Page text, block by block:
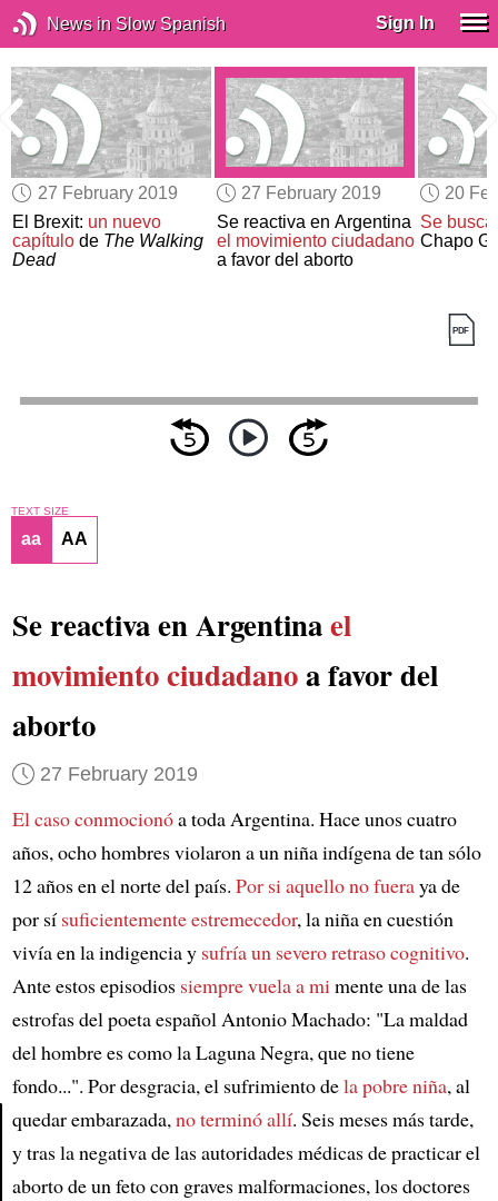
News in Slow Spanish Sign In
27 February 2019
El Brexit: un nuevo
capítulo de The Walking
Dead
27 February 2019
Se reactiva en Argentina
el movimiento ciudadano
a favor del aborto
20
Se
Chapo
TEXT SIZE
aa AA
Se reactiva en Argentinael
movimiento ciudadanoa favor del
aborto
27 February 2019
El caso conmocionóa toda Argentina. Hace unos cuatro
años, ocho hombres violaron a un niña indígena de tan sólo
12 años en el norte del país. Por si aquello no fueraya de
por sí suficientemente estremecedor, la niña en cuestión
vivía en la indigencia y sufría un severo retraso cognitivo.
Ante estos episodios siempre vuela a mimente una de las
estrofas del poeta español Antonio Machado: "La maldad
del hombre es como la Laguna Negra, que no tiene
fondo...". Por desgracia, el sufrimiento dela pobre niña, al
quedar embarazada,no terminó allí. Seis meses más tarde,
y tras la negativa de las autoridades médicas de practicar el
aborto de un feto con graves malformaciones, los doctores